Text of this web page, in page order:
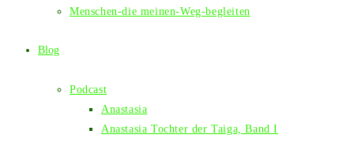
Menschen-die meinen-Weg-begleiten
Blog
Podcast
Anastasia
Anastasia Tochter der Taiga, Band I